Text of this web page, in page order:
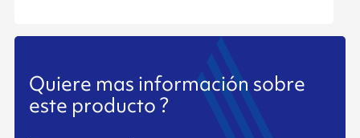
Quiere mas información sobre
este producto ?